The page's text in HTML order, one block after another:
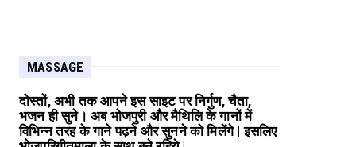
MASSAGE
दोस्तों, अभी तक आपने इस साइट पर निर्गुण, चैता,
भजन ही सुने। अब भोजपुरी और मैथिलि के गानों में
विभिन्न तरह के गाने पढ़ने और सुनने को मिलेंगे | इसलिए